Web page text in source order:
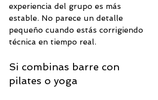
experiencia del grupo es más
estable. No parece un detalle
pequeño cuando estás corrigiendo
técnica en tiempo real.
Si combinas barre con
pilates o yoga